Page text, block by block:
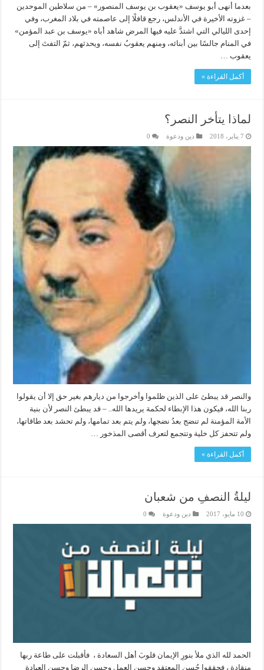
بعدما أنهى أبو يوسف «يعقوب بن يوسف المنصور» – من سلاطين الموحدين
– غزوته الأخيرة في الأندلس، رجع قافلًا إلى عاصمته في بلاد المغرب، وفي
إحدى الليالي التي اشتدَّ عليه فيها المرض شاهد أباه «يوسف بن عبد المؤمن»
في المنام جالسًا بين أبنائه، ومنهم يعقوبُ نفسه، ويحدثهم، ثمّ التفتَ إلى
يعقوب …
أكمل القراءة »
لماذا يتأخر النصر؟
7 يناير، 2018 دين ودعوة 0
والنصر قد يبطئ على الذين ظلموا وأخرجوا من ديارهم بغير حق إلا أن يقولوا
ربنا الله، فيكون هذا الإبطاء لحكمة يريدها الله.. – قد يبطئ النصر لأن بنية
الأمة المؤمنة لم تنضج بعدُ نضجها، ولم يتم بعد تمامها، ولم تحشد بعد طاقاتها،
ولم تتحفز كل خلية وتتجمع لتعرف أقصى المذخور …
أكمل القراءة »
ليلةُ النصفِ من شعبان
10 مايو، 2017 دين ودعوة 0
الحمد لله الذي ملأ بنورِ الإيمان قلوبَ أهل السعادة ، فأقبلت على طاعة ربها
منقادة ، فحققوا حُسن المعتقد وحسن العمل وحسن الرضا وحسن العبادة